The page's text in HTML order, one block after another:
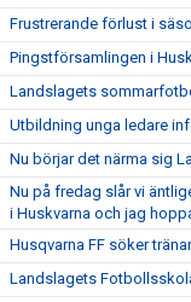
Frustrerande förlust i
Pingstförsamlingen i
Landslagets
Utbildning unga ledare
Nu börjar det närma sig
Nu på fredag slår vi
i Huskvarna och jag
Husqvarna FF söker
Landslagets